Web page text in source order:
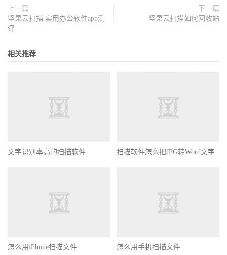
上一篇
坚果云扫描 实用办公软件app测
评
下一篇
坚果云扫描如何回收站
相关推荐
文字识别率高的扫描软件 扫描软件怎么把JPG转Word文字
怎么用iPhone扫描文件 怎么用手机扫描文件